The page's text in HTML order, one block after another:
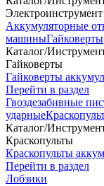
Электроинструмент
Аккумуляторные
машиныГайковерты
Каталог/
Гайковерты
Гайковерты
Перейти в раздел
Гвоздезабивные
ударные
Каталог/
Краскопульты
Краскопульты
Перейти в раздел
Лобзики